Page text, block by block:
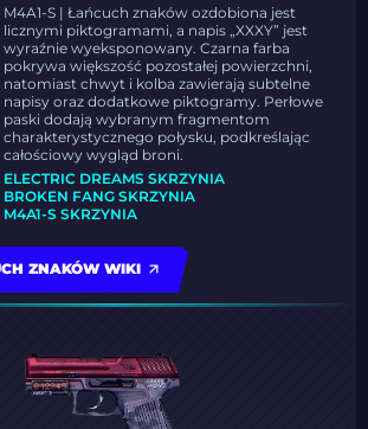
M4A1-S | Łańcuch znaków ozdobiona jest
licznymi piktogramami, a napis „XXXY” jest
wyraźnie wyeksponowany. Czarna farba
pokrywa większość pozostałej powierzchni,
natomiast chwyt i kolba zawierają subtelne
napisy oraz dodatkowe piktogramy. Perłowe
paski dodają wybranym fragmentom
charakterystycznego połysku, podkreślając
całościowy wygląd broni.
ELECTRIC DREAMS SKRZYNIA
BROKEN FANG SKRZYNIA
M4A1-S SKRZYNIA
ZNAKÓW WIKI